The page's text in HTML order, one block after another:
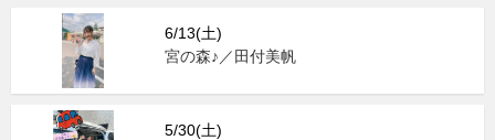
6/13(土)
宮の森♪／田付美帆
5/30(土)